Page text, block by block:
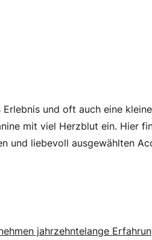
und oft auch eine
mit viel Herzblut ein. Hier
und liebevoll ausgewählten
jahrzehntelange